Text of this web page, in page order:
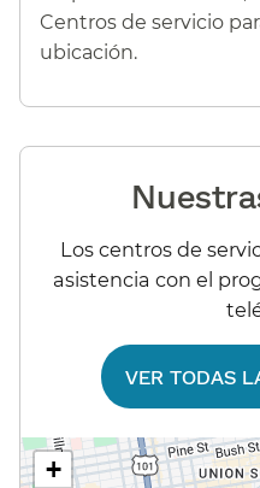
Centros de servicio
ubicación.​​
Los centros de
asistencia con el
VER TODAS
+